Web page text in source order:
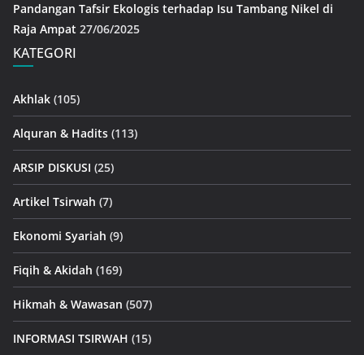
Pandangan Tafsir Ekologis terhadap Isu Tambang Nikel di
Raja Ampat 27/06/2025
KATEGORI
Akhlak (105)
Alquran & Hadits (113)
ARSIP DISKUSI (25)
Artikel Tsirwah (7)
Ekonomi Syariah (9)
Fiqih & Akidah (169)
Hikmah & Wawasan (507)
INFORMASI TSIRWAH (15)